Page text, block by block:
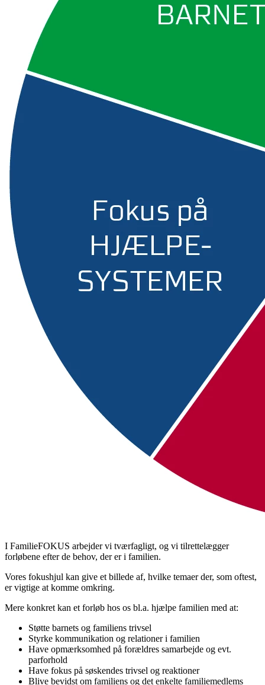
I FamilieFOKUS arbejder vi tværfagligt, og vi tilrettelægger
forløbene efter de behov, der er i familien.
Vores fokushjul kan give et billede af, hvilke temaer der, som oftest,
er vigtige at komme omkring.
Mere konkret kan et forløb hos os bl.a. hjælpe familien med at:
Støtte barnets og familiens trivsel
Styrke kommunikation og relationer i familien
Have opmærksomhed på forældres samarbejde og evt.
parforhold
Have fokus på søskendes trivsel og reaktioner
Blive bevidst om familiens og det enkelte familiemedlems